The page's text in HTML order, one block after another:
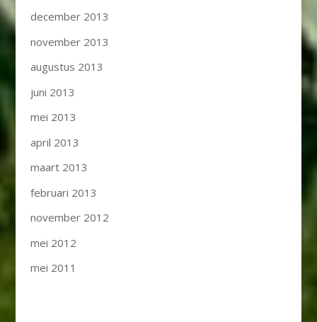
december 2013
november 2013
augustus 2013
juni 2013
mei 2013
april 2013
maart 2013
februari 2013
november 2012
mei 2012
mei 2011